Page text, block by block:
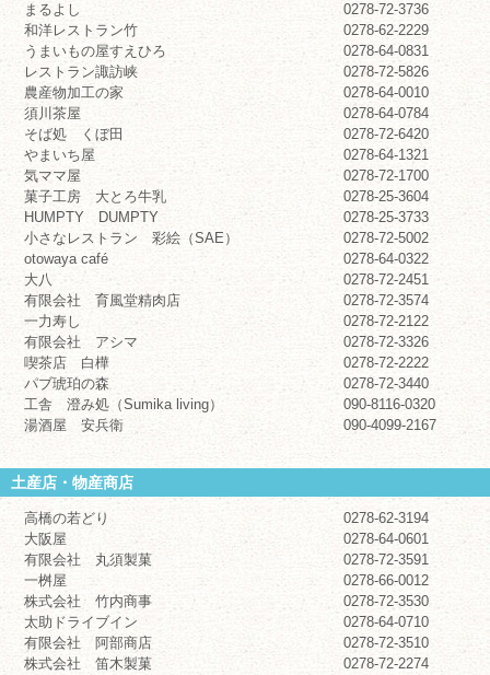
まるよし
0278-72-3736
和洋レストラン竹
0278-62-2229
うまいもの屋すえひろ
0278-64-0831
レストラン諏訪峡
0278-72-5826
農産物加工の家
0278-64-0010
須川茶屋
0278-64-0784
そば処 くぼ田
0278-72-6420
やまいち屋
0278-64-1321
気ママ屋
0278-72-1700
菓子工房 大とろ牛乳
0278-25-3604
HUMPTY DUMPTY
0278-25-3733
小さなレストラン 彩絵（SAE）
0278-72-5002
otowaya café
0278-64-0322
大八
0278-72-2451
有限会社 育風堂精肉店
0278-72-3574
一力寿し
0278-72-2122
有限会社 アシマ
0278-72-3326
喫茶店 白樺
0278-72-2222
パブ琥珀の森
0278-72-3440
工舎 澄み処（Sumika living）
090-8116-0320
湯酒屋 安兵衛
090-4099-2167
土産店・物産商店
高橋の若どり
0278-62-3194
大阪屋
0278-64-0601
有限会社 丸須製菓
0278-72-3591
一桝屋
0278-66-0012
株式会社 竹内商事
0278-72-3530
太助ドライブイン
0278-64-0710
有限会社 阿部商店
0278-72-3510
株式会社 笛木製菓
0278-72-2274